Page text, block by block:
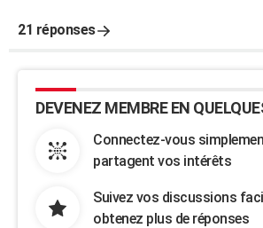
21 réponses
DEVENEZ MEMBRE EN
Connectez-vous
partagent vos intérêts
Suivez vos discussions
obtenez plus de réponses